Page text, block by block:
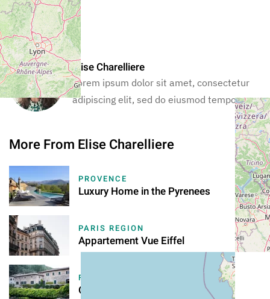
Your Host
Elise Charelliere
Lorem ipsum dolor sit amet, consectetur
adipiscing elit, sed do eiusmod tempor.
More From Elise Charelliere
PROVENCE
Luxury Home in the Pyrenees
PARIS REGION
Appartement Vue Eiffel
FRENCH RIVIERA
Old Vineyard Château